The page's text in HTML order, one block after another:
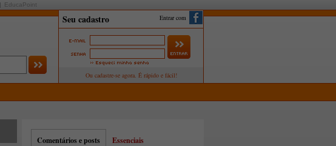
EducaPoint
Entrar com
Comentários e posts Essenciais